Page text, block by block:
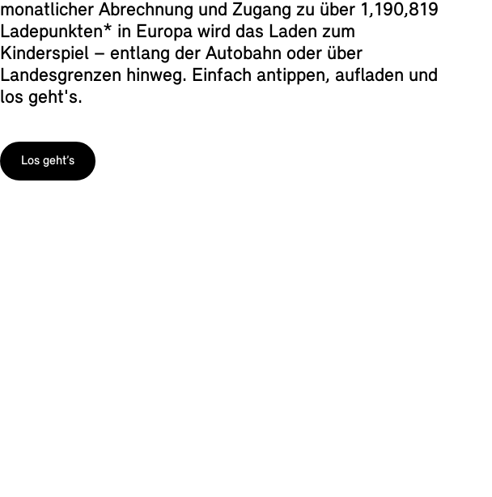
monatlicher Abrechnung und Zugang zu über 1,190,819
Ladepunkten* in Europa wird das Laden zum
Kinderspiel – entlang der Autobahn oder über
Landesgrenzen hinweg. Einfach antippen, aufladen und
los geht's.
Los geht’s